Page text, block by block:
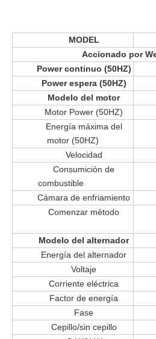
MODEL
Accionado por
Power continuo (50HZ)
Power espera (50HZ)
Modelo del motor
Motor Power (50HZ)
Energía máxima del
motor (50HZ)
Velocidad
Consumición de
combustible
Cámara de enfriamiento
Comenzar método
Modelo del alternador
Energía del alternador
Voltaje
Corriente eléctrica
Factor de energía
Fase
Cepillo/sin cepillo